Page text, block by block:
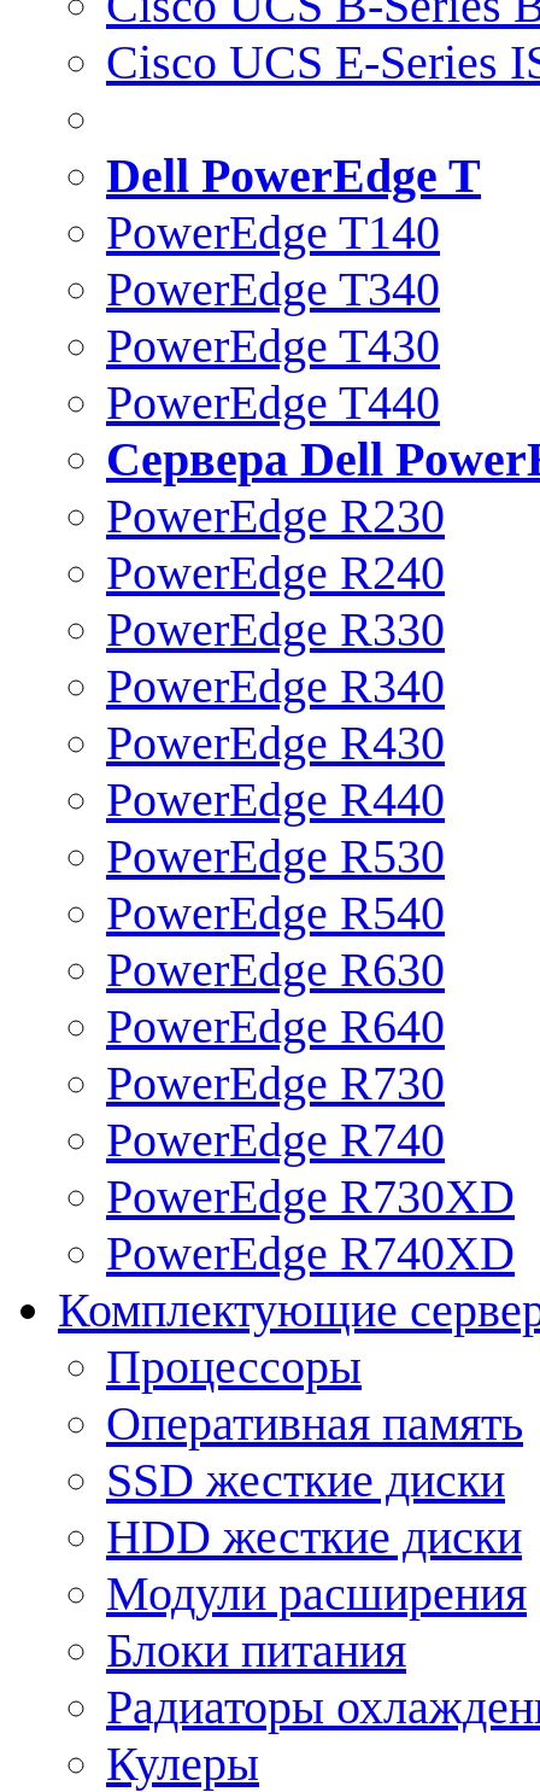
Cisco UCS E-Series
Dell PowerEdge T
PowerEdge T140
PowerEdge T340
PowerEdge T430
PowerEdge T440
Сервера Dell
PowerEdge R230
PowerEdge R240
PowerEdge R330
PowerEdge R340
PowerEdge R430
PowerEdge R440
PowerEdge R530
PowerEdge R540
PowerEdge R630
PowerEdge R640
PowerEdge R730
PowerEdge R740
PowerEdge R730XD
PowerEdge R740XD
Комплектующие
Процессоры
Оперативная память
SSD жесткие диски
HDD жесткие диски
Модули расширения
Блоки питания
Радиаторы
Кулеры